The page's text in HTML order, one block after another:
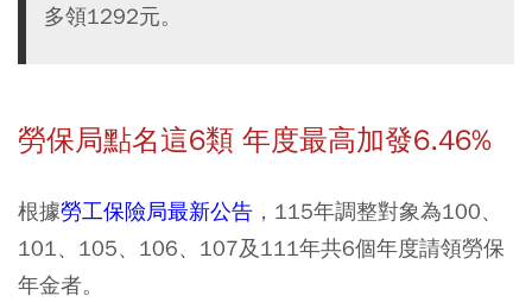
多領1292元。
勞保局點名這6類 年度最高加發6.46%
根據勞工保險局最新公告 ，115年調整對象為100、
101、105、106、107及111年共6個年度請領勞保
年金者。